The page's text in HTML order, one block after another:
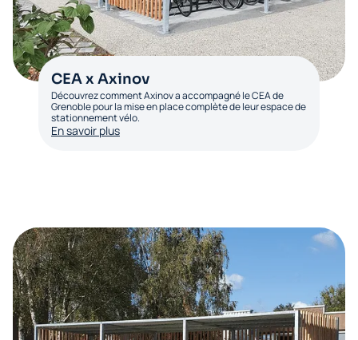
CEA x Axinov
Découvrez comment Axinov a accompagné le CEA de
Grenoble pour la mise en place complète de leur espace de
stationnement vélo.
En savoir plus